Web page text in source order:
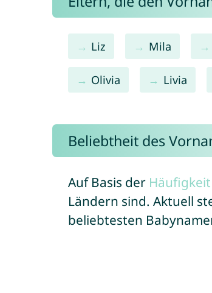
Liz Mila
Olivia Livia
Beliebtheit des
Auf Basis der
Ländern sind. Aktuell
beliebtesten